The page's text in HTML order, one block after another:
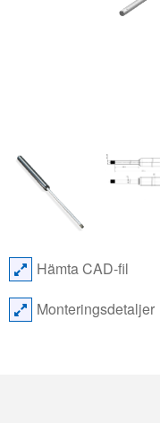
Hämta CAD-fil
Monteringsdetaljer